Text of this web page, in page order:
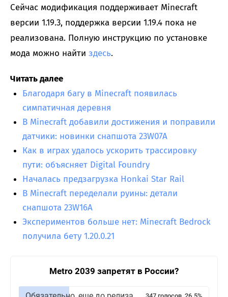
Сейчас модификация поддерживает Minecraft
версии 1.19.3, поддержка версии 1.19.4 пока не
реализована. Полную инструкцию по установке
мода можно найти здесь.
Читать далее
Благодаря багу в Minecraft появилась
симпатичная деревня
В Minecraft добавили достижения и поправили
датчики: новинки снапшота 23W07A
Как в играх удалось ускорить трассировку
пути: объясняет Digital Foundry
Началась предзагрузка Honkai Star Rail
В Minecraft переделали руины: детали
снапшота 23W16A
Экспериментов больше нет: Minecraft Bedrock
получила бету 1.20.0.21
Metro 2039 запретят в России?
347 голосов, 26.5%